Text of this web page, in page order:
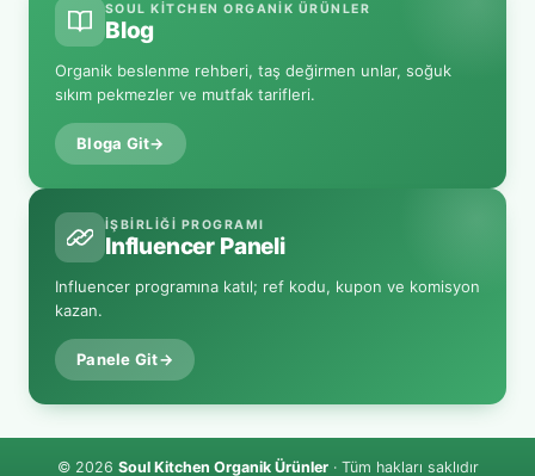
SOUL KITCHEN ORGANIK ÜRÜNLER
Blog
Organik beslenme rehberi, taş değirmen unlar, soğuk
sıkım pekmezler ve mutfak tarifleri.
Bloga Git→
İŞBIRLIĞI PROGRAMI
Influencer Paneli
Influencer programına katıl; ref kodu, kupon ve komisyon
kazan.
Panele Git→
© 2026 Soul Kitchen Organik Ürünler· Tüm hakları saklıdır